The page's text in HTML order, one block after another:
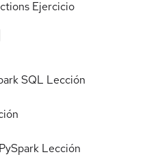
Ejercicio
SQL Lección
Lección